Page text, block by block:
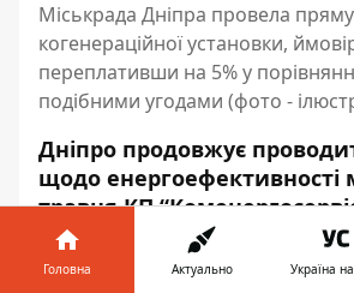
Міськрада Дніпра провела
когенераційної установки,
переплативши на 5% у
подібними угодами (фото -
Дніпро продовжує
щодо енергоефективності
травня КП
Дніпровської міськради
чеської компанії “RSE s.r.o” 4
Головна Актуально Україна